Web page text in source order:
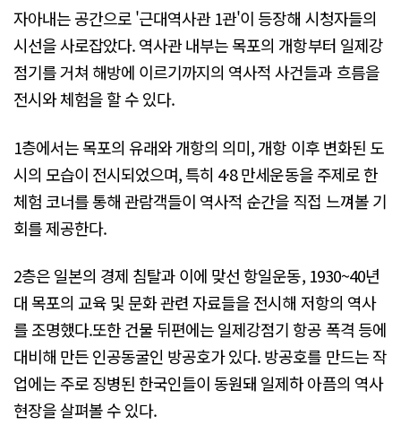
자아내는 공간으로 '근대역사관 1관'이 등장해 시청자들의
시선을 사로잡았다. 역사관 내부는 목포의 개항부터 일제강
점기를 거쳐 해방에 이르기까지의 역사적 사건들과 흐름을
전시와 체험을 할 수 있다.
1층에서는 목포의 유래와 개항의 의미, 개항 이후 변화된 도
시의 모습이 전시되었으며, 특히 4·8 만세운동을 주제로 한
체험 코너를 통해 관람객들이 역사적 순간을 직접 느껴볼 기
회를 제공한다.
2층은 일본의 경제 침탈과 이에 맞선 항일운동, 1930~40년
대 목포의 교육 및 문화 관련 자료들을 전시해 저항의 역사
를 조명했다.또한 건물 뒤편에는 일제강점기 항공 폭격 등에
대비해 만든 인공동굴인 방공호가 있다. 방공호를 만드는 작
업에는 주로 징병된 한국인들이 동원돼 일제하 아픔의 역사
현장을 살펴볼 수 있다.